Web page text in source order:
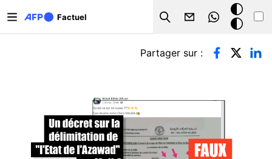
Factuel
Search
Mode
sombre
Onglets principaux
Partager sur :